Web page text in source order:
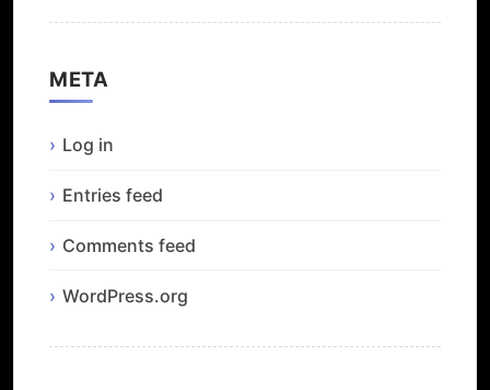
META
Log in
Entries feed
Comments feed
WordPress.org